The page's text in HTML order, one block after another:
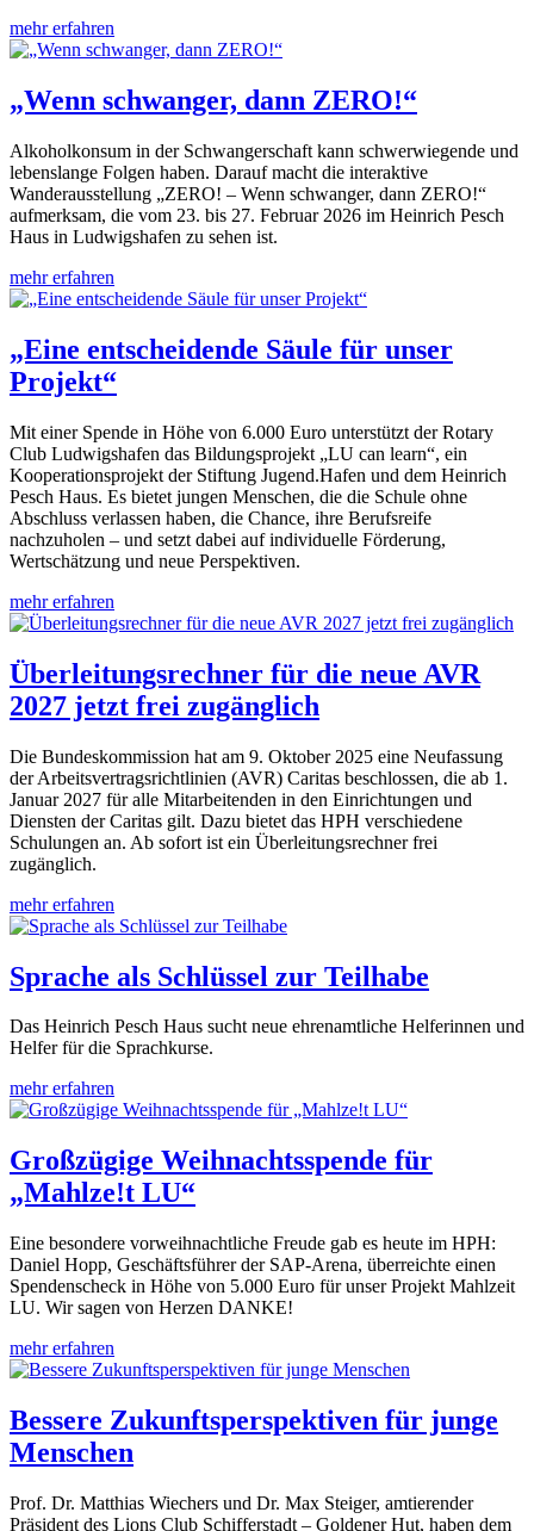
mehr erfahren
„Wenn schwanger, dann ZERO!“
Alkoholkonsum in der Schwangerschaft kann schwerwiegende und
lebenslange Folgen haben. Darauf macht die interaktive
Wanderausstellung „ZERO! – Wenn schwanger, dann ZERO!“
aufmerksam, die vom 23. bis 27. Februar 2026 im Heinrich Pesch
Haus in Ludwigshafen zu sehen ist.
mehr erfahren
„Eine entscheidende Säule für unser
Projekt“
Mit einer Spende in Höhe von 6.000 Euro unterstützt der Rotary
Club Ludwigshafen das Bildungsprojekt „LU can learn“, ein
Kooperationsprojekt der Stiftung Jugend.Hafen und dem Heinrich
Pesch Haus. Es bietet jungen Menschen, die die Schule ohne
Abschluss verlassen haben, die Chance, ihre Berufsreife
nachzuholen – und setzt dabei auf individuelle Förderung,
Wertschätzung und neue Perspektiven.
mehr erfahren
Überleitungsrechner für die neue AVR
2027 jetzt frei zugänglich
Die Bundeskommission hat am 9. Oktober 2025 eine Neufassung
der Arbeitsvertragsrichtlinien (AVR) Caritas beschlossen, die ab 1.
Januar 2027 für alle Mitarbeitenden in den Einrichtungen und
Diensten der Caritas gilt. Dazu bietet das HPH verschiedene
Schulungen an. Ab sofort ist ein Überleitungsrechner frei
zugänglich.
mehr erfahren
Sprache als Schlüssel zur Teilhabe
Das Heinrich Pesch Haus sucht neue ehrenamtliche Helferinnen und
Helfer für die Sprachkurse.
mehr erfahren
Großzügige Weihnachtsspende für
„Mahlze!t LU“
Eine besondere vorweihnachtliche Freude gab es heute im HPH:
Daniel Hopp, Geschäftsführer der SAP-Arena, überreichte einen
Spendenscheck in Höhe von 5.000 Euro für unser Projekt Mahlzeit
LU. Wir sagen von Herzen DANKE!
mehr erfahren
Bessere Zukunftsperspektiven für junge
Menschen
Prof. Dr. Matthias Wiechers und Dr. Max Steiger, amtierender
Präsident des Lions Club Schifferstadt – Goldener Hut, haben dem